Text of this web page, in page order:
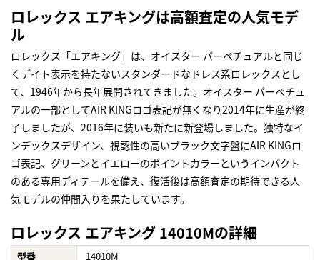
ロレックス エアキングは高額査定の人気モデ
ル
ロレックス「エアキング」は、オイスター パーペチュアルと同じ
くデイト表示を持たないスタンダードなドレス系ロレックスとし
て、1946年から長年展開されてきました。オイスター パーペチュ
アルの一部としてAIR KINGロゴ表記が無くなり2014年に生産が終
了しましたが、2016年に装いも新たに新登場しました。独特なイ
ンデックスデザイン、視認性の高いブラック文字盤にAIR KINGロ
ゴ表記、グリーンとイエローのポイントカラーというインパクト
のある専用ディテールを備え、復活後は高額査定の期待できる人
気モデルの仲間入りを果たしています。
ロレックス エアキング 14010Mの詳細
型番
14010M